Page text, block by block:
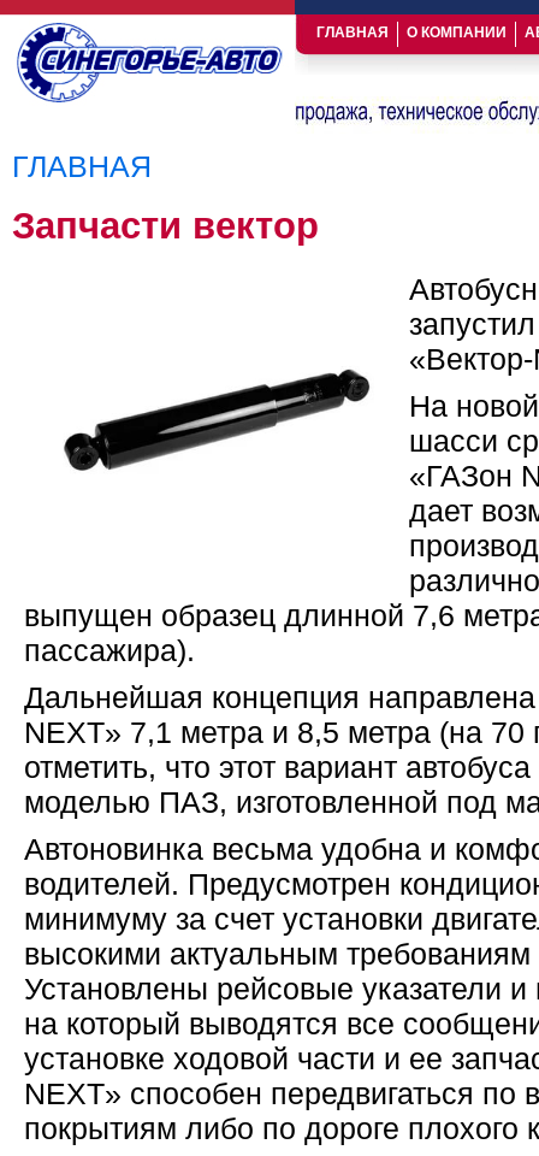
ГЛАВНАЯ О КОМПАНИИ
Вы здесь
ГЛАВНАЯ
Запчасти вектор
На
шасси
«ГАЗон
дает
выпущен образец длинной 7,6
пассажира).
Дальнейшая концепция
NEXT» 7,1 метра и 8,5 метра (на 70
отметить, что этот вариант
моделью ПАЗ, изготовленной под
Автоновинка весьма удобна и
водителей. Предусмотрен
минимуму за счет установки
высокими актуальным
Установлены рейсовые указатели
на который выводятся все
установке ходовой части и ее
NEXT» способен передвигаться
покрытиям либо по дороге плохого